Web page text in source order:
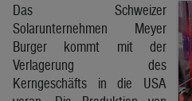
Das Schweizer
Solarunternehmen Meyer
Burger kommt mit der
Verlagerung des
Kerngeschäfts in die USA